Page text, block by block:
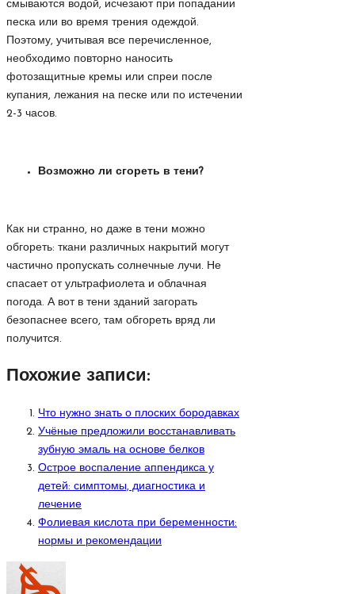
смываются водой, исчезают при попадании
песка или во время трения одеждой.
Поэтому, учитывая все перечисленное,
необходимо повторно наносить
фотозащитные кремы или спреи после
купания, лежания на песке или по истечении
2-3 часов.
Возможно ли сгореть в тени?
Как ни странно, но даже в тени можно
обгореть: ткани различных накрытий могут
частично пропускать солнечные лучи. Не
спасает от ультрафиолета и облачная
погода. А вот в тени зданий загорать
безопаснее всего, там обгореть вряд ли
получится.
Похожие записи:
Что нужно знать о плоских бородавках
Учёные предложили восстанавливать
зубную эмаль на основе белков
Острое воспаление аппендикса у
детей: симптомы, диагностика и
лечение
Фолиевая кислота при беременности:
нормы и рекомендации